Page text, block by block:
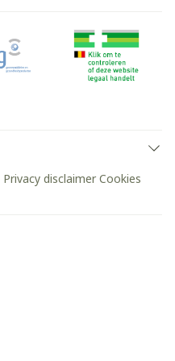
Privacy disclaimer Cookies